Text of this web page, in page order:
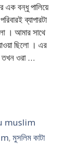
এক বন্ধু পালিয়ে
ব্যাপারটা
। আমার সাথে
ছিলো । এর
তখন ওরা …
muslim
, মুসলিম কাটা